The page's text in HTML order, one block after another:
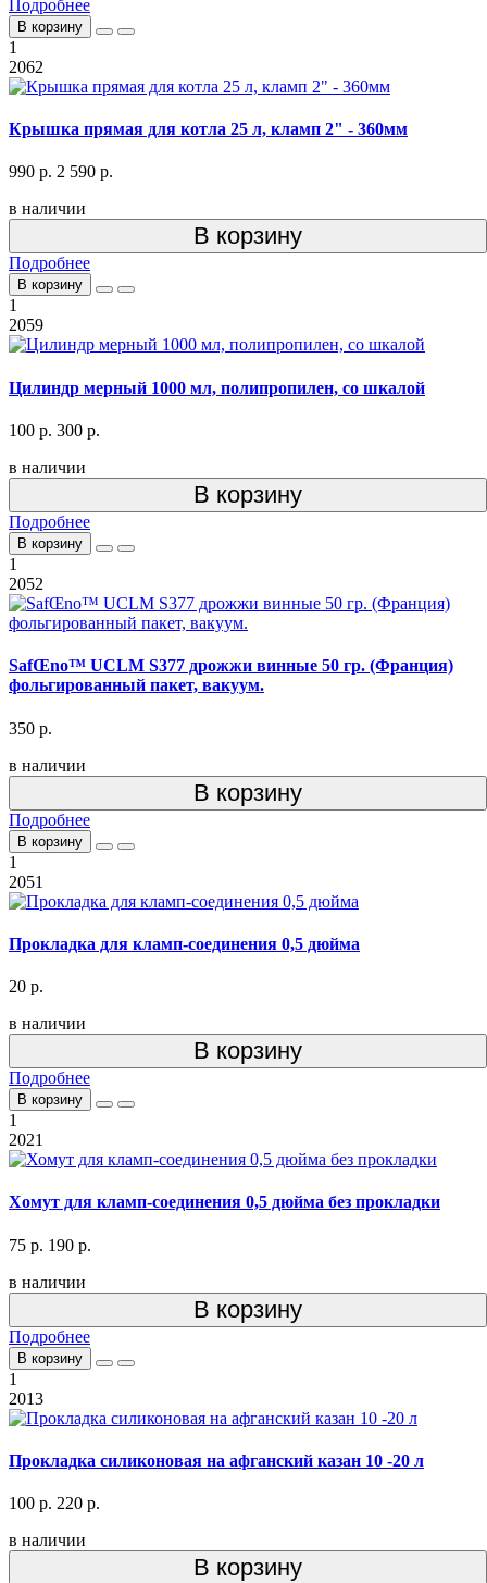
Подробнее
В корзину
1
2062
Крышка прямая для котла 25 л, кламп 2" - 360мм
990 р. 2 590 р.
в наличии
В корзину
Подробнее
В корзину
1
2059
Цилиндр мерный 1000 мл, полипропилен, со шкалой
100 р. 300 р.
в наличии
В корзину
Подробнее
В корзину
1
2052
SafŒno™ UCLM S377 дрожжи винные 50 гр. (Франция)
фольгированный пакет, вакуум.
350 р.
в наличии
В корзину
Подробнее
В корзину
1
2051
Прокладка для кламп-соединения 0,5 дюйма
20 р.
в наличии
В корзину
Подробнее
В корзину
1
2021
Хомут для кламп-соединения 0,5 дюйма без прокладки
75 р. 190 р.
в наличии
В корзину
Подробнее
В корзину
1
2013
Прокладка силиконовая на афганский казан 10 -20 л
100 р. 220 р.
в наличии
В корзину